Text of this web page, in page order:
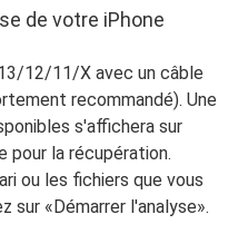
de votre iPhone
12/11/X avec un câble
recommandé). Une
s'affichera sur
pour la récupération.
ou les fichiers que vous
sur «Démarrer l'analyse».